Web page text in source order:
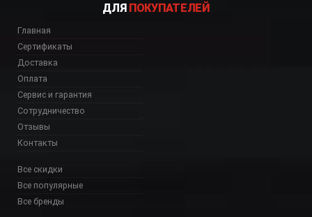
ДЛЯ ПОКУПАТЕЛЕЙ
Главная
Сертификаты
Доставка
Оплата
Сервис и гарантия
Сотрудничество
Отзывы
Контакты
Все скидки
Все популярные
Все бренды